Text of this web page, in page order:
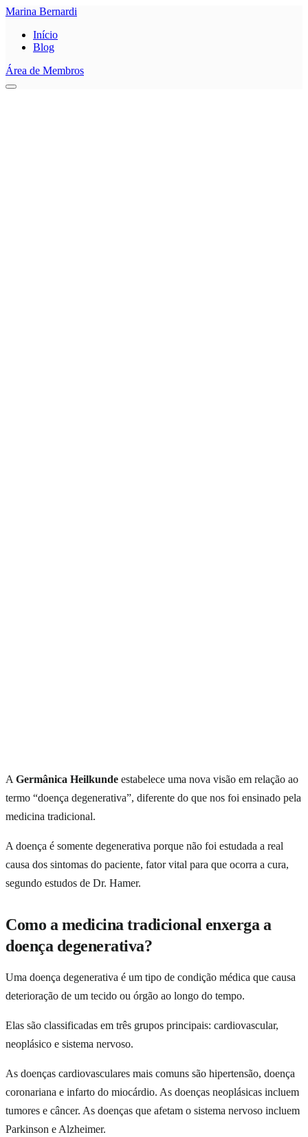
Marina Bernardi
Início
Blog
Área de Membros
A Germânica Heilkunde estabelece uma nova visão em relação ao
termo “doença degenerativa”, diferente do que nos foi ensinado pela
medicina tradicional.
A doença é somente degenerativa porque não foi estudada a real
causa dos sintomas do paciente, fator vital para que ocorra a cura,
segundo estudos de Dr. Hamer.
Como a medicina tradicional enxerga a
doença degenerativa?
Uma doença degenerativa é um tipo de condição médica que causa
deterioração de um tecido ou órgão ao longo do tempo.
Elas são classificadas em três grupos principais: cardiovascular,
neoplásico e sistema nervoso.
As doenças cardiovasculares mais comuns são hipertensão, doença
coronariana e infarto do miocárdio. As doenças neoplásicas incluem
tumores e câncer. As doenças que afetam o sistema nervoso incluem
Parkinson e Alzheimer.